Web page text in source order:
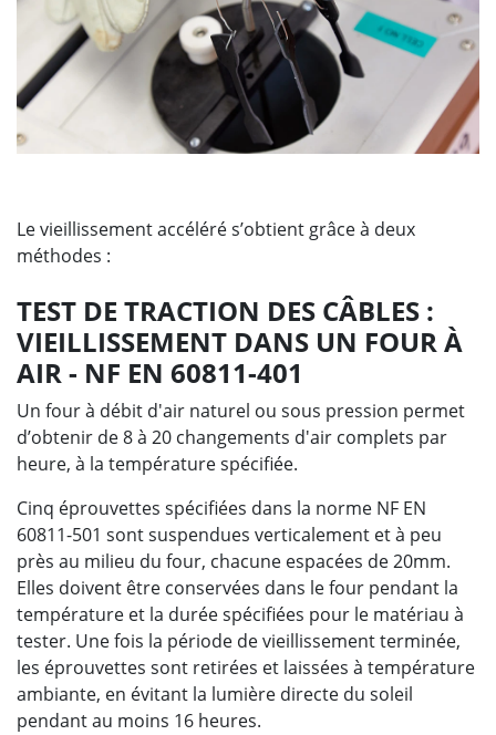
Le vieillissement accéléré s’obtient grâce à deux
méthodes :
TEST DE TRACTION DES CÂBLES :
VIEILLISSEMENT DANS UN FOUR À
AIR - NF EN 60811-401
Un four à débit d'air naturel ou sous pression permet
d’obtenir de 8 à 20 changements d'air complets par
heure, à la température spécifiée.
Cinq éprouvettes spécifiées dans la norme NF EN
60811-501 sont suspendues verticalement et à peu
près au milieu du four, chacune espacées de 20mm.
Elles doivent être conservées dans le four pendant la
température et la durée spécifiées pour le matériau à
tester. Une fois la période de vieillissement terminée,
les éprouvettes sont retirées et laissées à température
ambiante, en évitant la lumière directe du soleil
pendant au moins 16 heures.